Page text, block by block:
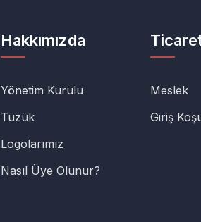
Hakkımızda
Yönetim Kurulu
Tüzük
Logolarımız
Nasıl Üye Olunur?
Meslek
Giriş